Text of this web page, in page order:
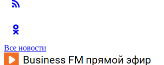
Все новости